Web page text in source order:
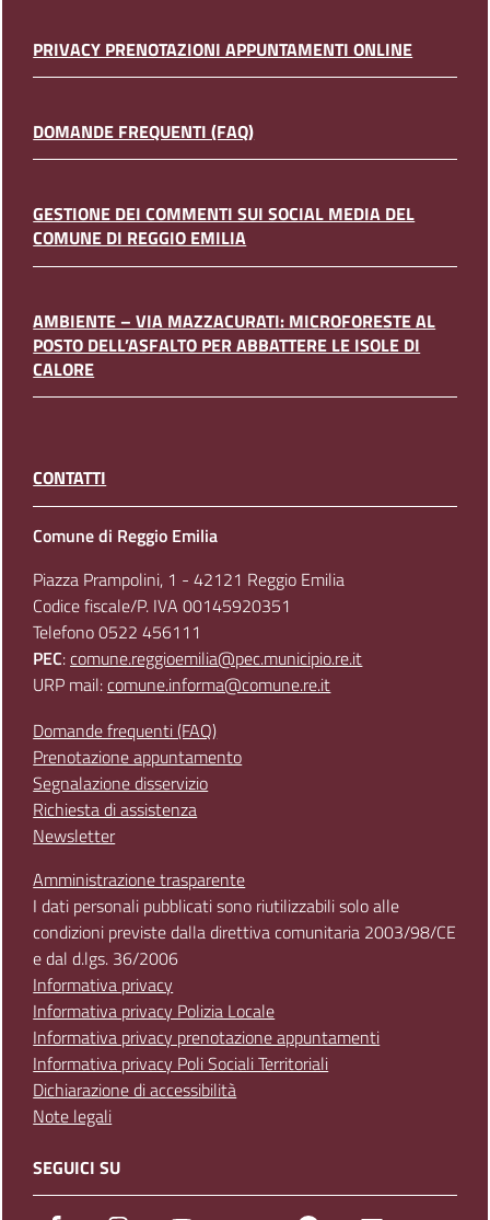
PRIVACY PRENOTAZIONI APPUNTAMENTI ONLINE
DOMANDE FREQUENTI (FAQ)
GESTIONE DEI COMMENTI SUI SOCIAL MEDIA DEL
COMUNE DI REGGIO EMILIA
AMBIENTE – VIA MAZZACURATI: MICROFORESTE AL
POSTO DELL’ASFALTO PER ABBATTERE LE ISOLE DI
CALORE
CONTATTI
Comune di Reggio Emilia
Piazza Prampolini, 1 - 42121 Reggio Emilia
Codice fiscale/P. IVA 00145920351
Telefono 0522 456111
PEC:comune.reggioemilia@pec.municipio.re.it
URP mail:comune.informa@comune.re.it
Domande frequenti (FAQ)
Prenotazione appuntamento
Segnalazione disservizio
Richiesta di assistenza
Newsletter
Amministrazione trasparente
I dati personali pubblicati sono riutilizzabili solo alle
condizioni previste dalla direttiva comunitaria 2003/98/CE
e dal d.lgs. 36/2006
Informativa privacy
Informativa privacy Polizia Locale
Informativa privacy prenotazione appuntamenti
Informativa privacy Poli Sociali Territoriali
Dichiarazione di accessibilità
Note legali
SEGUICI SU